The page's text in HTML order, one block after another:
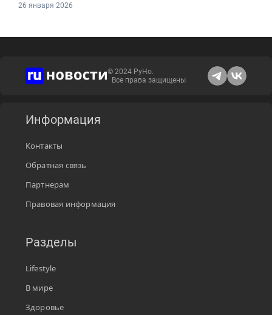
26 января 2026
© 2024 РуНо.
Все права защищены
Информация
Контакты
Обратная связь
Партнерам
Правовая информация
Разделы
Lifestyle
В мире
Здоровье